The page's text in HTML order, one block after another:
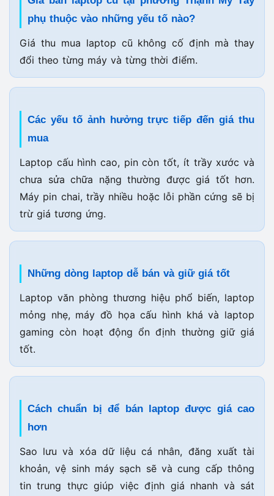
phụ thuộc vào những yếu tố nào?
Giá thu mua laptop cũ không cố định mà thay
đổi theo từng máy và từng thời điểm.
Các yếu tố ảnh hưởng trực tiếp đến giá thu
mua
Laptop cấu hình cao, pin còn tốt, ít trầy xước và
chưa sửa chữa nặng thường được giá tốt hơn.
Máy pin chai, trầy nhiều hoặc lỗi phần cứng sẽ bị
trừ giá tương ứng.
Những dòng laptop dễ bán và giữ giá tốt
Laptop văn phòng thương hiệu phổ biến, laptop
mỏng nhẹ, máy đồ họa cấu hình khá và laptop
gaming còn hoạt động ổn định thường giữ giá
tốt.
Cách chuẩn bị để bán laptop được giá cao
hơn
Sao lưu và xóa dữ liệu cá nhân, đăng xuất tài
khoản, vệ sinh máy sạch sẽ và cung cấp thông
tin trung thực giúp việc định giá nhanh và sát